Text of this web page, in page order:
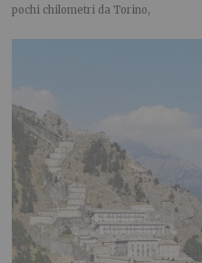
pochi chilometri da Torino,